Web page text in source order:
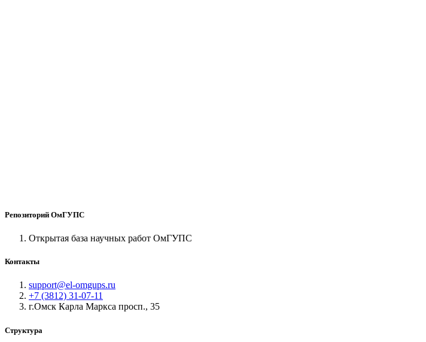
Репозиторий ОмГУПС
Открытая база научных работ ОмГУПС
Контакты
support@el-omgups.ru
+7 (3812) 31-07-11
г.Омск Карла Маркса просп., 35
Структура